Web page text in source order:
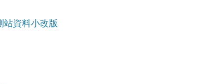
站資料小改版